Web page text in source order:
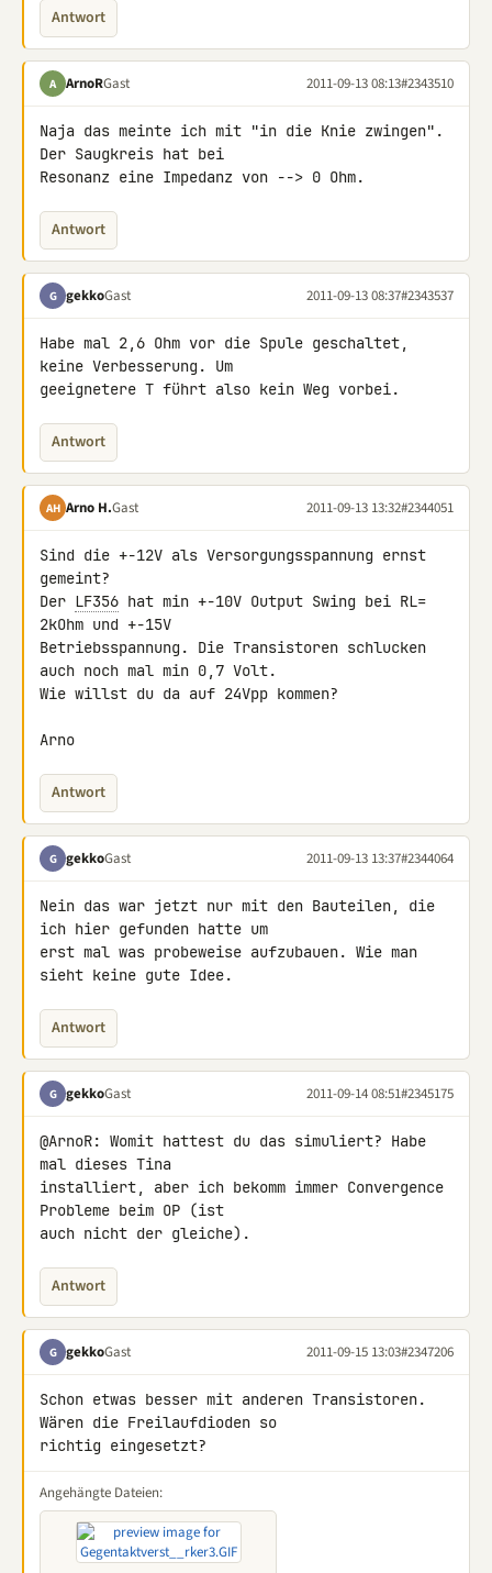
Antwort
A ArnoRGast 2011-09-13 08:13#2343510
Naja das meinte ich mit "in die Knie zwingen".
Der Saugkreis hat bei
Resonanz eine Impedanz von --> 0 Ohm.
Antwort
G gekkoGast 2011-09-13 08:37#2343537
Habe mal 2,6 Ohm vor die Spule geschaltet,
keine Verbesserung. Um
geeignetere T führt also kein Weg vorbei.
Antwort
AH Arno H.Gast 2011-09-13 13:32#2344051
Sind die +-12V als Versorgungsspannung ernst
gemeint?
Der LF356 hat min +-10V Output Swing bei RL=
2kOhm und +-15V
Betriebsspannung. Die Transistoren schlucken
auch noch mal min 0,7 Volt.
Wie willst du da auf 24Vpp kommen?
Arno
Antwort
G gekkoGast 2011-09-13 13:37#2344064
Nein das war jetzt nur mit den Bauteilen, die
ich hier gefunden hatte um
erst mal was probeweise aufzubauen. Wie man
sieht keine gute Idee.
Antwort
G gekkoGast 2011-09-14 08:51#2345175
@ArnoR: Womit hattest du das simuliert? Habe
mal dieses Tina
installiert, aber ich bekomm immer Convergence
Probleme beim OP (ist
auch nicht der gleiche).
Antwort
G gekkoGast 2011-09-15 13:03#2347206
Schon etwas besser mit anderen Transistoren.
Wären die Freilaufdioden so
richtig eingesetzt?
Angehängte Dateien: